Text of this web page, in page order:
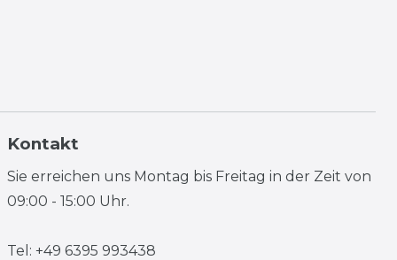
Kontakt
Sie erreichen uns Montag bis Freitag in der Zeit von
09:00 - 15:00 Uhr.
Tel: +49 6395 993438